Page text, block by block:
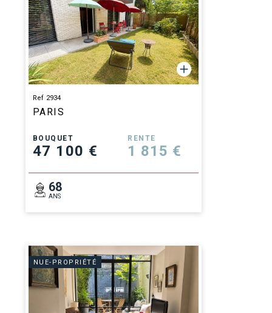
Ref 2934
PARIS
BOUQUET
47 100 €
RENTE
1 815 €
68
ANS
NUE-PROPRIÉTÉ